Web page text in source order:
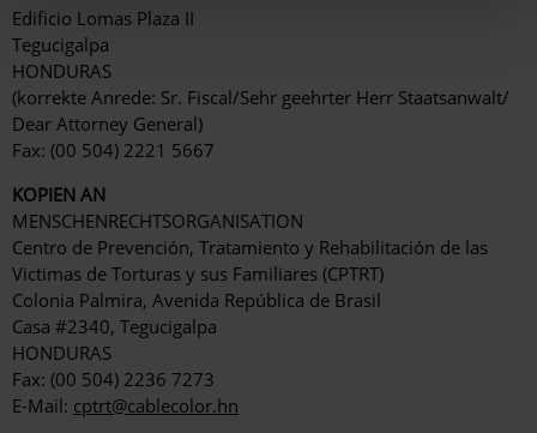
Edificio Lomas Plaza II
Tegucigalpa
HONDURAS
(korrekte Anrede: Sr. Fiscal/Sehr geehrter Herr Staatsanwalt/
Dear Attorney General)
Fax: (00 504) 2221 5667
KOPIEN AN
MENSCHENRECHTSORGANISATION
Centro de Prevención, Tratamiento y Rehabilitación de las
Victimas de Torturas y sus Familiares (CPTRT)
Colonia Palmira, Avenida República de Brasil
Casa #2340, Tegucigalpa
HONDURAS
Fax: (00 504) 2236 7273
E-Mail: cptrt@cablecolor.hn